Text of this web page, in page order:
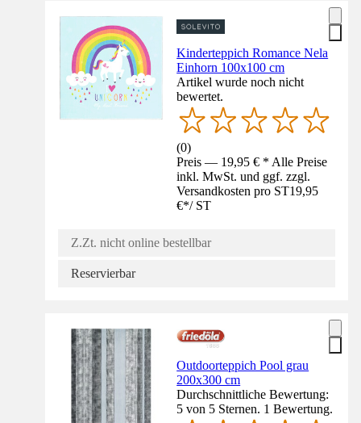
Kinderteppich Romance Nela
Einhorn 100x100 cm
Artikel wurde noch nicht
bewertet.
(0)
Preis — 19,95 € * Alle Preise
inkl. MwSt. und ggf. zzgl.
Versandkosten pro ST19,95
€*/ ST
Z.Zt. nicht online bestellbar
Reservierbar
Outdoorteppich Pool grau
200x300 cm
Durchschnittliche Bewertung:
5 von 5 Sternen. 1 Bewertung.